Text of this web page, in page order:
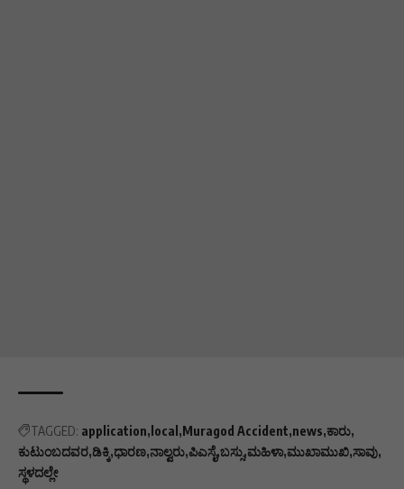
TAGGED: application local Muragod Accident news ಕಾರು
ಕುಟುಂಬದವರ ಡಿಕ್ಕಿ ಧಾರಣ ನಾಲ್ವರು ಪಿಎಸೈ ಬಸ್ಸು ಮಹಿಳಾ ಮುಖಾಮುಖಿ ಸಾವು
ಸ್ಥಳದಲ್ಲೇ